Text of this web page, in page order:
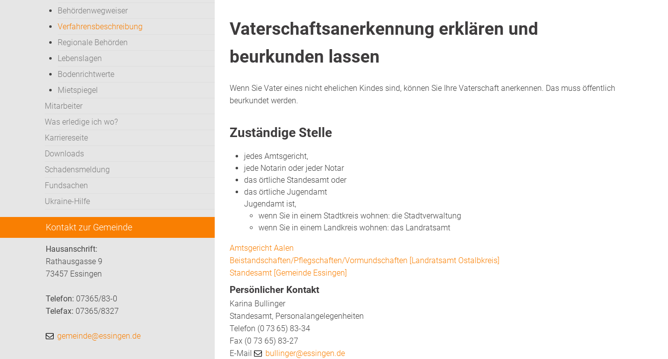
Behördenwegweiser
Verfahrensbeschreibung
Regionale Behörden
Lebenslagen
Bodenrichtwerte
Mietspiegel
Mitarbeiter
Was erledige ich wo?
Karriereseite
Downloads
Schadensmeldung
Fundsachen
Ukraine-Hilfe
Kontakt zur Gemeinde
Hausanschrift:
Rathausgasse 9
73457 Essingen
Telefon: 07365/83-0
Telefax: 07365/8327
gemeinde@essingen.de
Vaterschaftsanerkennung erklären und
beurkunden lassen
Wenn Sie Vater eines nicht ehelichen Kindes sind, können Sie Ihre Vaterschaft anerkennen. Das muss öffentlich
beurkundet werden.
Zuständige Stelle
jedes Amtsgericht,
jede Notarin oder jeder Notar
das örtliche Standesamt oder
das örtliche Jugendamt
Jugendamt ist,
wenn Sie in einem Stadtkreis wohnen: die Stadtverwaltung
wenn Sie in einem Landkreis wohnen: das Landratsamt
Amtsgericht Aalen
Beistandschaften/Pflegschaften/Vormundschaften [Landratsamt Ostalbkreis]
Standesamt [Gemeinde Essingen]
Persönlicher Kontakt
Karina Bullinger
Standesamt, Personalangelegenheiten
Telefon (0 73 65) 83-34
Fax (0 73 65) 83-27
E-Mail
bullinger@essingen.de